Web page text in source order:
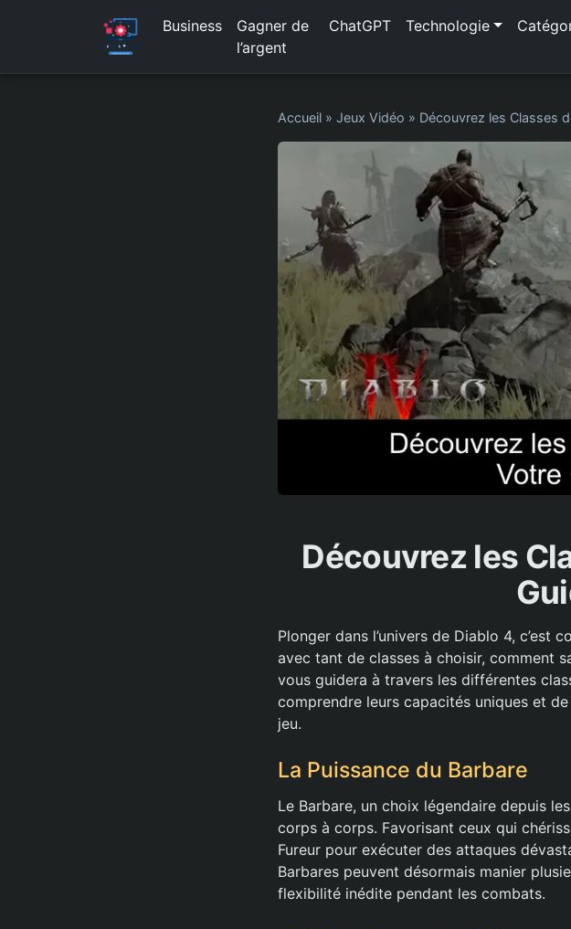
Business
Gagner de
l’argent
ChatGPT Technologie
Accueil » Jeux Vidéo » Découvrez les Classes
Découvrez les
Plonger dans l’univers de Diablo 4, c’est
avec tant de classes à choisir, comment
vous guidera à travers les différentes
comprendre leurs capacités uniques et
jeu.
La Puissance du Barbare
Le Barbare, un choix légendaire depuis
corps à corps. Favorisant ceux qui
Fureur pour exécuter des attaques
Barbares peuvent désormais manier
flexibilité inédite pendant les combats.